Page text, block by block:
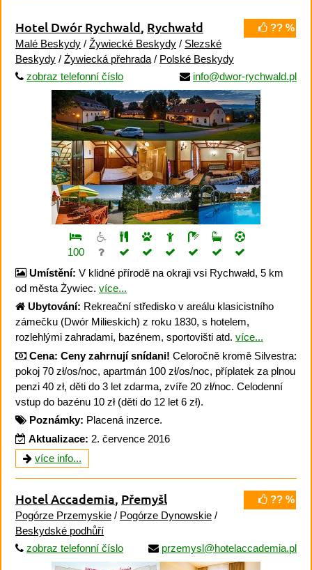
?? %
Hotel Dwór Rychwald, Rychwałd
Malé Beskydy / Žywiecké Beskydy / Slezské
Beskydy / Żywiecká přehrada / Polské Beskydy
zobraz telefonní číslo
info@dwor-rychwald.pl
100
Umístění: V klidné přírodě na okraji vsi Rychwałd, 5 km
od města Żywiec. více...
Ubytování: Rekreační středisko v areálu klasicistního
zámečku (Dwór Milieskich) z roku 1830, s hotelem,
rozlehlými zahradami, bazénem, sportovišti atd. více...
Cena: Ceny zahrnují snídani! Celoročně kromě Silvestra:
pokoj 70 zł/os/noc, apartmán 100 zł/os/noc, příplatek za plnou
penzi 40 zł, děti do 3 let zdarma, zvíře 20 zł/noc. Celodenní
vstup do bazénu 10 zł (děti do 12 let 6 zł).
Poznámky: Placená inzerce.
Aktualizace: 2. července 2016
více info...
?? %
Hotel Accademia, Přemyšl
Pogórze Przemyskie / Pogórze Dynowskie /
Beskydské podhůří
zobraz telefonní číslo
przemysl@hotelaccademia.pl